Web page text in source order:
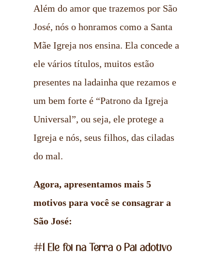
Além do amor que trazemos por São
José, nós o honramos como a Santa
Mãe Igreja nos ensina. Ela concede a
ele vários títulos, muitos estão
presentes na ladainha que rezamos e
um bem forte é “Patrono da Igreja
Universal”, ou seja, ele protege a
Igreja e nós, seus filhos, das ciladas
do mal.
Agora, apresentamos mais 5
motivos para você se consagrar a
São José:
#1 Ele foi na Terra o Pai adotivo